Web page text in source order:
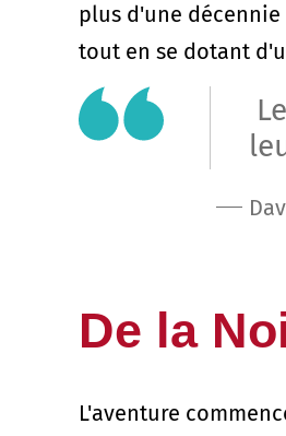
plus d'une décennie
tout en se dotant
De la
L'aventure